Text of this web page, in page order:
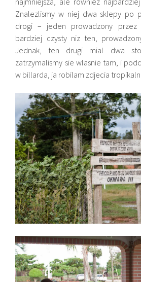
Znalezlismy w niej dwa sklepy po
drogi – jeden prowadzony przez
bardziej czysty niz ten,
Jednak, ten drugi mial dwa
zatrzymalismy sie wlasnie tam, i
w billarda, ja robilam zdjecia